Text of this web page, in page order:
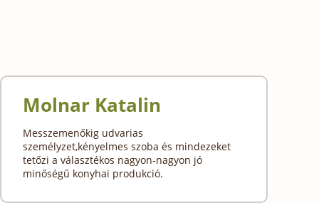
Molnar Katalin
Messzemenőkig udvarias
személyzet,kényelmes szoba és mindezeket
tetőzi a választékos nagyon-nagyon jó
minőségű konyhai produkció.